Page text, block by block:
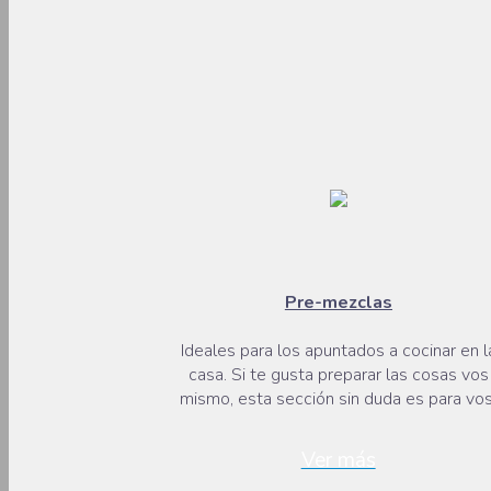
Pre-mezclas
Ideales para los apuntados a cocinar en
casa. Si te gusta preparar las cosas vos
mismo, esta sección sin duda es para